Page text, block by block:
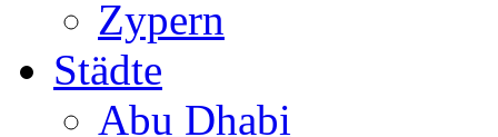
Zypern
Städte
Abu Dhabi